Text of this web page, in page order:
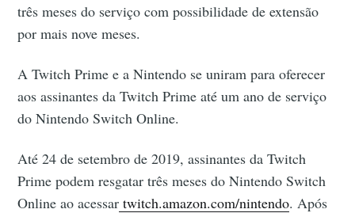
três meses do serviço com possibilidade de extensão
por mais nove meses.
A Twitch Prime e a Nintendo se uniram para oferecer
aos assinantes da Twitch Prime até um ano de serviço
do Nintendo Switch Online.
Até 24 de setembro de 2019, assinantes da Twitch
Prime podem resgatar três meses do Nintendo Switch
Online ao acessar twitch.amazon.com/nintendo. Após